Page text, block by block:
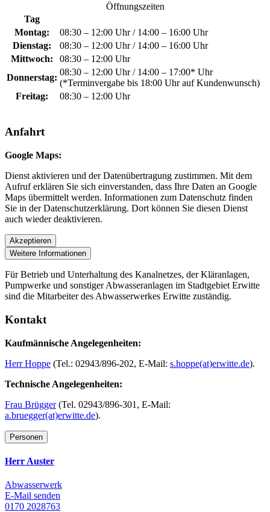
Öffnungszeiten
Tag
Montag:
08:30 – 12:00 Uhr / 14:00 – 16:00 Uhr
Dienstag:
08:30 – 12:00 Uhr / 14:00 – 16:00 Uhr
Mittwoch:
08:30 – 12:00 Uhr
Donnerstag:
08:30 – 12:00 Uhr / 14:00 – 17:00* Uhr
(*Terminvergabe bis 18:00 Uhr auf Kundenwunsch)
Freitag:
08:30 – 12:00 Uhr
Anfahrt
Google Maps:
Dienst aktivieren und der Datenübertragung zustimmen. Mit dem
Aufruf erklären Sie sich einverstanden, dass Ihre Daten an Google
Maps übermittelt werden. Informationen zum Datenschutz finden
Sie in der Datenschutzerklärung. Dort können Sie diesen Dienst
auch wieder deaktivieren.
Akzeptieren
Weitere Informationen
Für Betrieb und Unterhaltung des Kanalnetzes, der Kläranlagen,
Pumpwerke und sonstiger Abwasseranlagen im Stadtgebiet Erwitte
sind die Mitarbeiter des Abwasserwerkes Erwitte zuständig.
Kontakt
Kaufmännische Angelegenheiten:
Herr Hoppe (Tel.: 02943/896-202, E-Mail: s.hoppe(at)erwitte.de).
Technische Angelegenheiten:
Frau Brügger(Tel. 02943/896-301, E-Mail:
a.bruegger(at)erwitte.de).
Personen
Herr Auster
Abwasserwerk
E-Mail senden
0170 2028763